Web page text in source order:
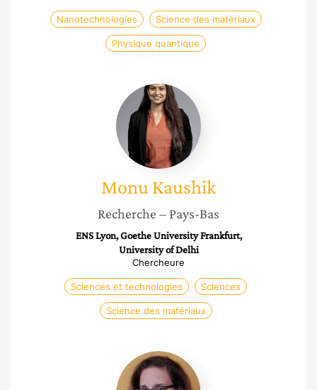
Nanotechnologies Science des matériaux
Physique quantique
Monu
Kaushik
Monu Kaushik
Recherche – Pays-Bas
ENS Lyon, Goethe University Frankfurt,
University of Delhi
Chercheure
Sciences et technologies Sciences
Science des matériaux
Nathalie
Lidgi-
Guigui